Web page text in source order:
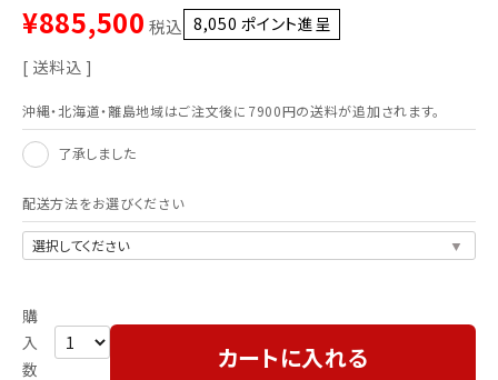
¥885,500 税込 8,050 ポイント進呈 ]
送料込
沖縄・北海道・離島地域はご注文後に7900円の送料が追加されます。
了承しました
配送方法をお選びください
カートに入れる